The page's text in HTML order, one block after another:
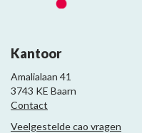
Kantoor
Amalialaan 41
3743 KE Baarn
Contact
Veelgestelde cao vragen